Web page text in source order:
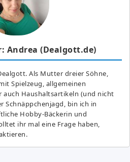
Andrea (Dealgott.de)
Als Mutter dreier Söhne,
Spielzeug, allgemeinen
auch Haushaltsartikeln (und nicht
Schnäppchenjagd, bin ich in
Hobby-Bäckerin und
ihr mal eine Frage haben,